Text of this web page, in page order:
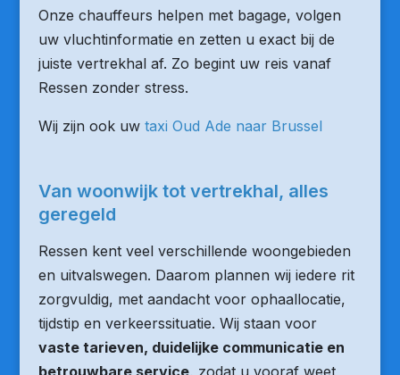
Onze chauffeurs helpen met bagage, volgen
uw vluchtinformatie en zetten u exact bij de
juiste vertrekhal af. Zo begint uw reis vanaf
Ressen zonder stress.
Wij zijn ook uw taxi Oud Ade naar Brussel
Van woonwijk tot vertrekhal, alles
geregeld
Ressen kent veel verschillende woongebieden
en uitvalswegen. Daarom plannen wij iedere rit
zorgvuldig, met aandacht voor ophaallocatie,
tijdstip en verkeerssituatie. Wij staan voor
vaste tarieven, duidelijke communicatie en
betrouwbare service, zodat u vooraf weet